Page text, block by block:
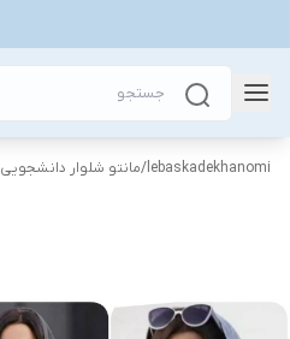
lebaskadekhanomi
/مانتو شلوار دانشجویی